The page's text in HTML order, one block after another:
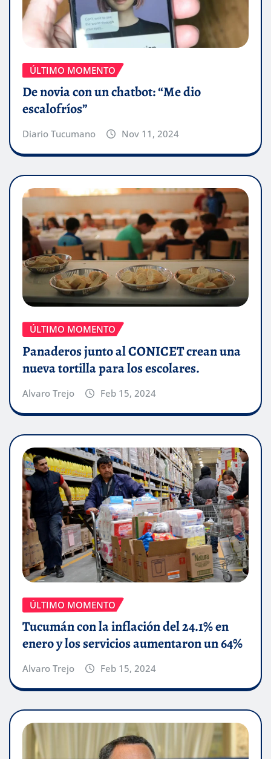
ÚLTIMO MOMENTO
De novia con un chatbot: “Me dio
escalofríos”
Diario Tucumano Nov 11, 2024
ÚLTIMO MOMENTO
Panaderos junto al CONICET crean una
nueva tortilla para los escolares.
Alvaro Trejo Feb 15, 2024
ÚLTIMO MOMENTO
Tucumán con la inflación del 24.1% en
enero y los servicios aumentaron un 64%
Alvaro Trejo Feb 15, 2024